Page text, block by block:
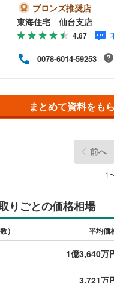
へ繋がる便利な
環境】・ウジ
ケ丘6丁目店
学校 徒歩9分（
広々キッズス
ベッド完備！ お
安】■現地物件
談（45分～）≫
お時間調整致し
ブロンズ推奨店
東海住宅 仙台支店
4.87
0078-6014-59253
まとめて資料をも
前へ
1
りごとの価格相場
） 平均価
1億3,640万
3,721万